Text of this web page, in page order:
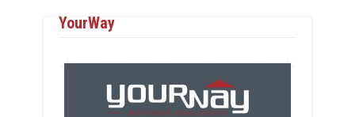
YourWay